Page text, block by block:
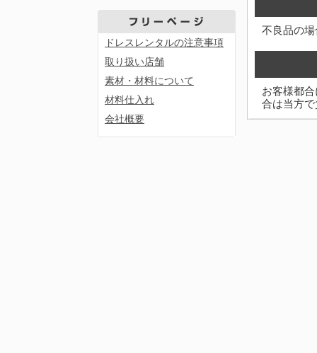
ドレスレンタルの注意事項
取り扱い店舗
素材・材料について
材料仕入れ
会社概要
不良品の
お客様都
合は当方